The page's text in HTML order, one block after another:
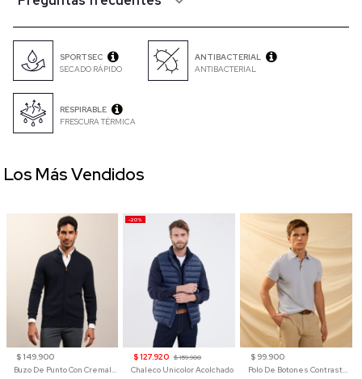
SPORTSEC
SECADO RÁPIDO
ANTIBACTERIAL
ANTIBACTERIAL
RESPIRABLE
FRESCURA TÉRMICA
$ 149.900
Buzo De Punto Con Cremallera Para Hombre
-20%
$ 127.920 $ 159.900
Chaleco Unicolor Acolchado
$ 99.900
Polo De Botones Contraste Para Hombre
Los Más Vendidos